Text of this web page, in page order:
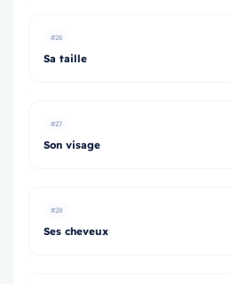
#26
Sa taille
#27
Son visage
#28
Ses cheveux